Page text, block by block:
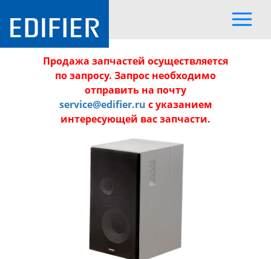
Продажа запчастей осуществляется
по запросу. Запрос необходимо
отправить на почту
service@edifier.ru с указанием
интересующей вас запчасти.